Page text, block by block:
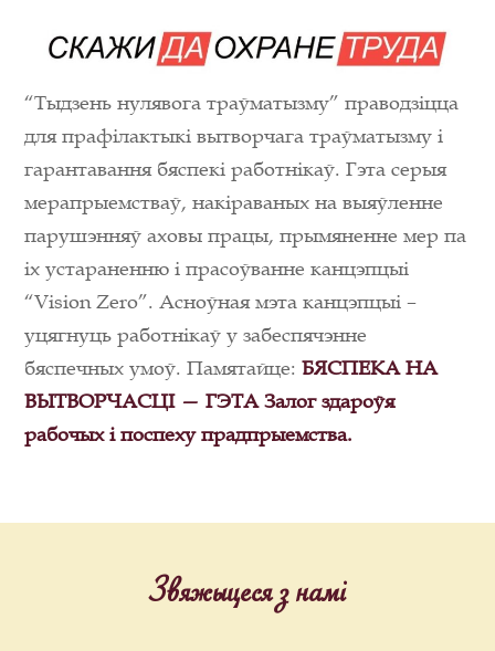
“Тыдзень нулявога траўматызму” праводзіцца
для прафілактыкі вытворчага траўматызму і
гарантавання бяспекі работнікаў. Гэта серыя
мерапрыемстваў, накіраваных на выяўленне
парушэнняў аховы працы, прымяненне мер па
іх устараненню і прасоўванне канцэпцыі
“Vision Zero”. Асноўная мэта канцэпцыі –
уцягнуць работнікаў у забеспячэнне
бяспечных умоў. Памятайце: БЯСПЕКА НА
ВЫТВОРЧАСЦІ — ГЭТА Залог здароўя
рабочых і поспеху прадпрыемства.
Звяжыцеся з намі